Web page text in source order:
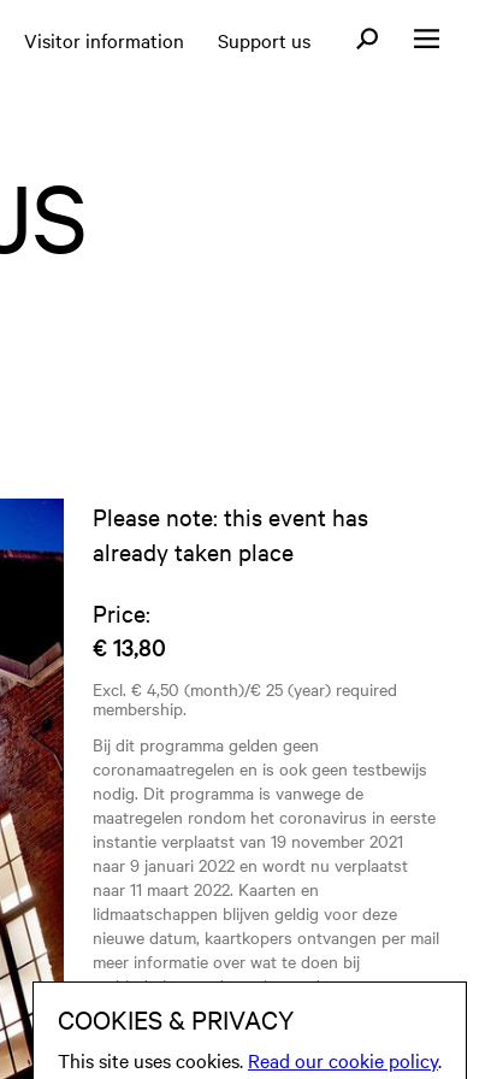
Visitor information Support us Open search
Open menu
Please note: this event has
already taken place
Price:
€ 13,80
Excl. € 4,50 (month)/€ 25 (year) required
membership.
Bij dit programma gelden geen
coronamaatregelen en is ook geen testbewijs
nodig. Dit programma is vanwege de
maatregelen rondom het coronavirus in eerste
instantie verplaatst van 19 november 2021
naar 9 januari 2022 en wordt nu verplaatst
naar 11 maart 2022. Kaarten en
lidmaatschappen blijven geldig voor deze
nieuwe datum, kaartkopers ontvangen per mail
meer informatie over wat te doen bij
verhindering op deze nieuwe datum.